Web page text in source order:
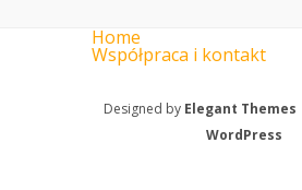
Home
Współpraca i kontakt
Designed by Elegant Themes
WordPress